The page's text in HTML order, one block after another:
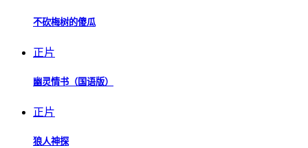
不砍梅树的傻瓜
正片
幽灵情书（国语版）
正片
狼人神探